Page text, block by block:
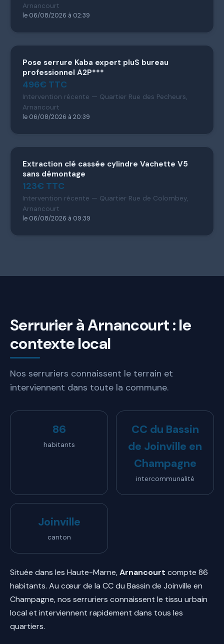
Arnancourt
le 06/08/2026 à 02:39
Pose serrure Kaba expert pluS bureau
professionnel A2P***
496€ TTC
Intervention récente — Quartier Rue des Pecheurs,
Arnancourt
le 06/08/2026 à 20:39
Extraction clé cassée cylindre Vachette V5
sans démontage
123€ TTC
Intervention récente — Quartier Rue de Colombey,
Arnancourt
le 06/08/2026 à 09:39
Serrurier à Arnancourt : le
contexte local
Nos serruriers connaissent le terrain et
interviennent dans toute la commune.
86
habitants
CC du Bassin
de Joinville en
Champagne
intercommunalité
Joinville
canton
Située dans les Haute-Marne,Arnancourt compte 86
habitants. Au cœur de la CC du Bassin de Joinville en
Champagne, nos serruriers connaissent le tissu urbain
local et interviennent rapidement dans tous les
quartiers.